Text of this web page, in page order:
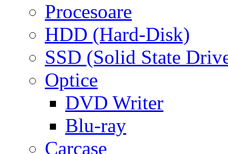
Procesoare
HDD (Hard-Disk)
SSD (Solid State
Optice
DVD Writer
Blu-ray
Carcase